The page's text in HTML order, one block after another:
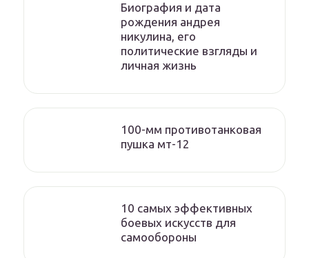
Биография и дата
рождения андрея
никулина, его
политические взгляды и
личная жизнь
100-мм противотанковая
пушка мт-12
10 самых эффективных
боевых искусств для
самообороны